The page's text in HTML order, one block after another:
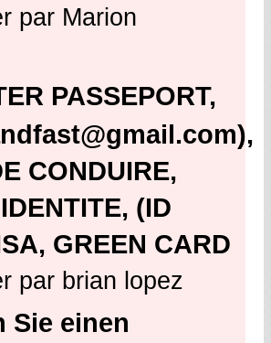
par Marion
PASSEPORT,
CONDUIRE,
(ID
GREEN CARD
par brian lopez
Sie einen